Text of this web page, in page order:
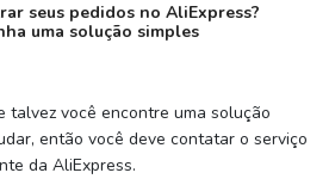
seus pedidos no AliExpress?
uma solução simples
talvez você encontre uma solução
então você deve contatar o serviço
da AliExpress.